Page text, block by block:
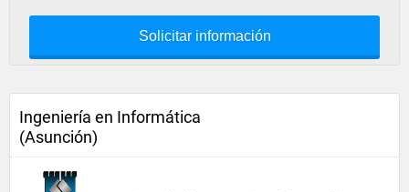
Solicitar información
Ingeniería en Informática
(Asunción)